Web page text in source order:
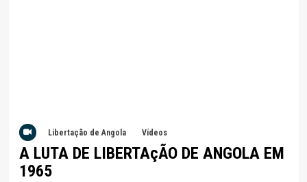
Libertação de Angola Vídeos
A LUTA DE LIBERTAçÃO DE ANGOLA EM
1965